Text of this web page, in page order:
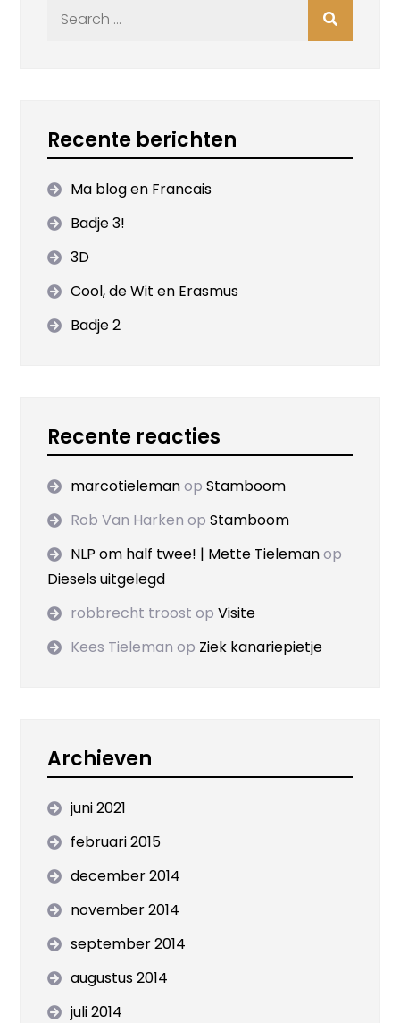
Recente berichten
Ma blog en Francais
Badje 3!
3D
Cool, de Wit en Erasmus
Badje 2
Recente reacties
marcotielemanopStamboom
Rob Van Harken opStamboom
NLP om half twee! | Mette Tielemanop
Diesels uitgelegd
robbrecht troost opVisite
Kees Tieleman op Ziek kanariepietje
Archieven
juni 2021
februari 2015
december 2014
november 2014
september 2014
augustus 2014
juli 2014